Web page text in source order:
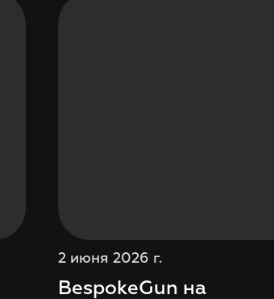
2 июня 2026 г.
BespokeGun на